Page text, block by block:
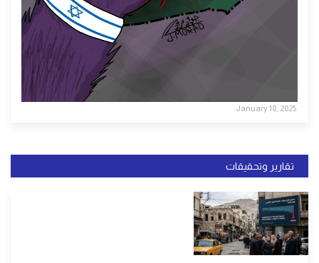
January 18, 2025
تقارير وتحقيقات